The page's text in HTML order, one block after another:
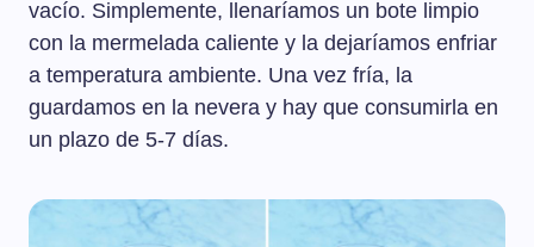
vacío. Simplemente, llenaríamos un bote limpio
con la mermelada caliente y la dejaríamos enfriar
a temperatura ambiente. Una vez fría, la
guardamos en la nevera y hay que consumirla en
un plazo de 5-7 días.